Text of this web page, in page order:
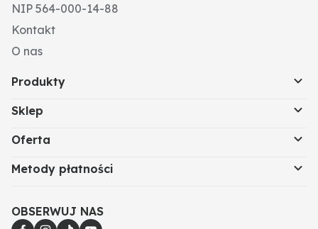
NIP 564-000-14-88
Kontakt
O nas
Produkty
Sklep
Oferta
Metody płatności
OBSERWUJ NAS